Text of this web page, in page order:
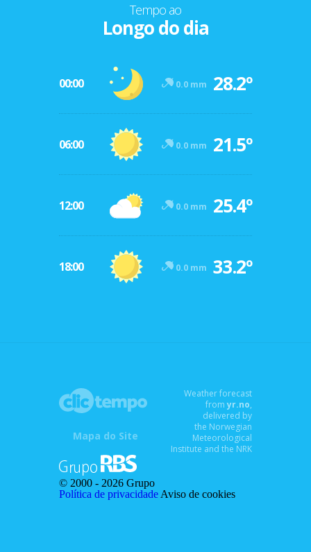
Tempo ao
Longo do dia
00:00 0.0 mm 28.2º
06:00 0.0 mm 21.5º
12:00 0.0 mm 25.4º
18:00 0.0 mm 33.2º
Mapa do Site
Weather forecast
fromyr.no,
delivered by
the Norwegian
Meteorological
Institute and the NRK
© 2000 - 2026 Grupo
Política de privacidade Aviso de cookies